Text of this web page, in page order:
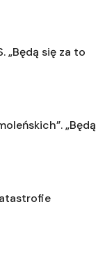
„Będą się za to
„Będą